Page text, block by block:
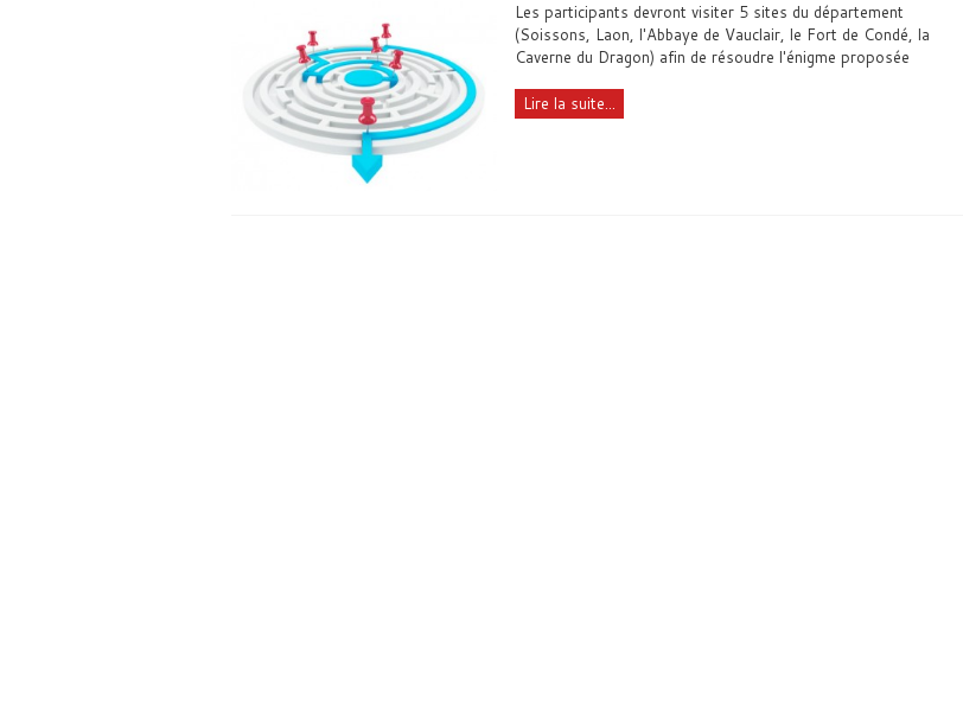
Les participants devront visiter 5 sites du département
(Soissons, Laon, l'Abbaye de Vauclair, le Fort de Condé, la
Caverne du Dragon) afin de résoudre l'énigme proposée
Lire la suite...